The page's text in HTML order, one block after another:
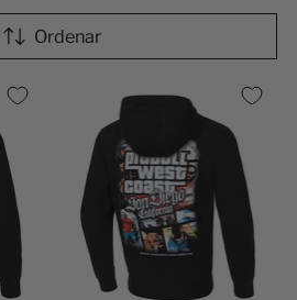
Ordenar